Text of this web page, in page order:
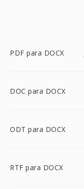
PDF para DOCX
DOC para DOCX
ODT para DOCX
RTF para DOCX